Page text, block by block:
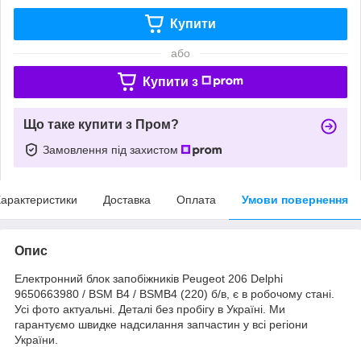
Купити
або
Купити з
Що таке купити з Пром?
Замовлення під захистом
Доставка Оплата Умови повернення
Опис
Електронний блок запобіжників Peugeot 206 Delphi
9650663980 / BSM B4 / BSMB4 (220) б/в, є в робочому стані.
Усі фото актуальні. Деталі без пробігу в Україні. Ми
гарантуємо швидке надсилання запчастин у всі регіони
України.